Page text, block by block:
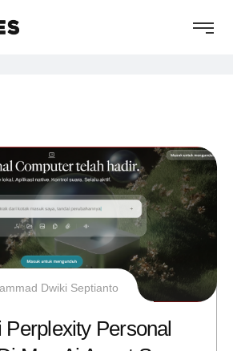
Dwiki Septianto
Perplexity Personal